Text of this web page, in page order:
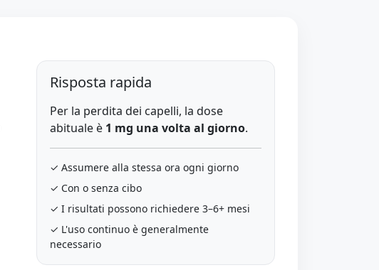
Risposta rapida
Per la perdita dei capelli, la dose
abituale è 1 mg una volta al giorno.
✓ Assumere alla stessa ora ogni giorno
✓ Con o senza cibo
✓ I risultati possono richiedere 3–6+ mesi
✓ L'uso continuo è generalmente
necessario